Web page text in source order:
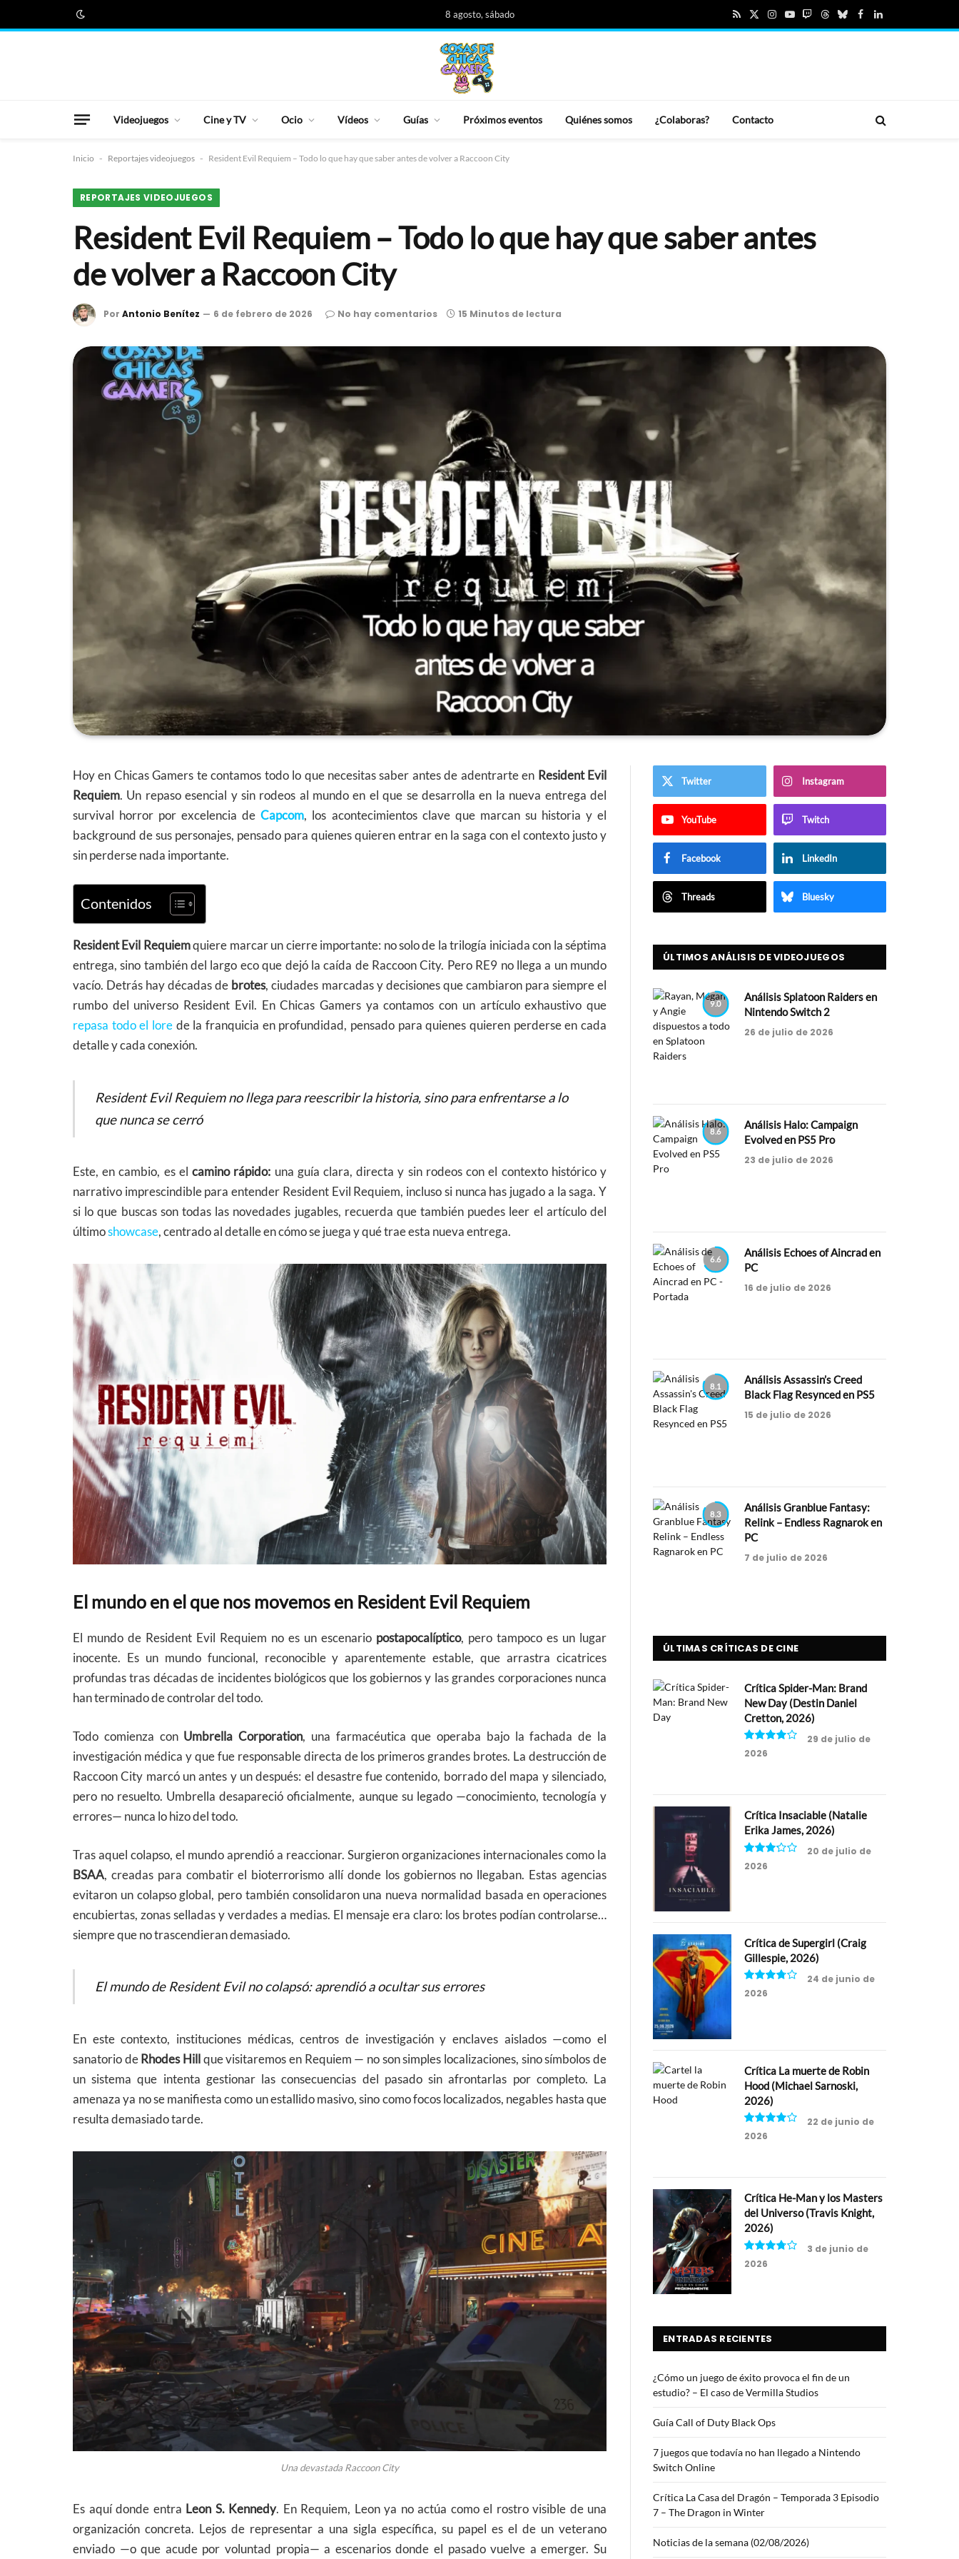
8 agosto, sábado
RSSX
Instagram
YouTube
TwitchThreadsBlueskyFacebook
LinkedIn
Videojuegos Cine y TV Ocio Vídeos Guías Próximos eventos Quiénes somos ¿Colaboras? Contacto
Inicio - Reportajes videojuegos - Resident Evil Requiem – Todo lo que hay que saber antes de volver a Raccoon City
REPORTAJES VIDEOJUEGOS
Resident Evil Requiem – Todo lo que hay que saber antes
de volver a Raccoon City
Por Antonio Benítez 6 de febrero de 2026 No hay comentarios 15 Minutos de lectura
Hoy en Chicas Gamers te contamos todo lo que necesitas saber antes de adentrarte en Resident Evil
Requiem. Un repaso esencial y sin rodeos al mundo en el que se desarrolla en la nueva entrega del
survival horror por excelencia deCapcom, los acontecimientos clave que marcan su historia y el
background de sus personajes, pensado para quienes quieren entrar en la saga con el contexto justo y
sin perderse nada importante.
Contenidos
Resident Evil Requiemquiere marcar un cierre importante: no solo de la trilogía iniciada con la séptima
entrega, sino también del largo eco que dejó la caída de Raccoon City. Pero RE9 no llega a un mundo
vacío. Detrás hay décadas de brotes, ciudades marcadas y decisiones que cambiaron para siempre el
rumbo del universo Resident Evil. En Chicas Gamers ya contamos con un artículo exhaustivo que
repasa todo el lore de la franquicia en profundidad, pensado para quienes quieren perderse en cada
detalle y cada conexión.
Resident Evil Requiem no llega para reescribir la historia, sino para enfrentarse a lo
que nunca se cerró
Este, en cambio, es el camino rápido: una guía clara, directa y sin rodeos con el contexto histórico y
narrativo imprescindible para entender Resident Evil Requiem, incluso si nunca has jugado a la saga. Y
si lo que buscas son todas las novedades jugables, recuerda que también puedes leer el artículo del
últimoshowcase, centrado al detalle en cómo se juega y qué trae esta nueva entrega.
El mundo en el que nos movemos en Resident Evil Requiem
El mundo de Resident Evil Requiem no es un escenario postapocalíptico, pero tampoco es un lugar
inocente. Es un mundo funcional, reconocible y aparentemente estable, que arrastra cicatrices
profundas tras décadas de incidentes biológicos que los gobiernos y las grandes corporaciones nunca
han terminado de controlar del todo.
Todo comienza con Umbrella Corporation, una farmacéutica que operaba bajo la fachada de la
investigación médica y que fue responsable directa de los primeros grandes brotes. La destrucción de
Raccoon City marcó un antes y un después: el desastre fue contenido, borrado del mapa y silenciado,
pero no resuelto. Umbrella desapareció oficialmente, aunque su legado —conocimiento, tecnología y
errores— nunca lo hizo del todo.
Tras aquel colapso, el mundo aprendió a reaccionar. Surgieron organizaciones internacionales como la
BSAA, creadas para combatir el bioterrorismo allí donde los gobiernos no llegaban. Estas agencias
evitaron un colapso global, pero también consolidaron una nueva normalidad basada en operaciones
encubiertas, zonas selladas y verdades a medias. El mensaje era claro: los brotes podían controlarse…
siempre que no trascendieran demasiado.
El mundo de Resident Evil no colapsó: aprendió a ocultar sus errores
En este contexto, instituciones médicas, centros de investigación y enclaves aislados —como el
sanatorio de Rhodes Hill que visitaremos en Requiem — no son simples localizaciones, sino símbolos de
un sistema que intenta gestionar las consecuencias del pasado sin afrontarlas por completo. La
amenaza ya no se manifiesta como un estallido masivo, sino como focos localizados, negables hasta que
resulta demasiado tarde.
Una devastada Raccoon City
Es aquí donde entra Leon S. Kennedy. En Requiem, Leon ya no actúa como el rostro visible de una
organización concreta. Lejos de representar a una sigla específica, su papel es el de un veterano
enviado —o que acude por voluntad propia— a escenarios donde el pasado vuelve a emerger. Su
Twitter Instagram
YouTube Twitch
Facebook LinkedIn
Threads Bluesky
ÚLTIMOS ANÁLISIS DE VIDEOJUEGOS
9.0
Análisis Splatoon Raiders en
Nintendo Switch 2
26 de julio de 2026
8.6
Análisis Halo: Campaign
Evolved en PS5 Pro
23 de julio de 2026
6.6
Análisis Echoes of Aincrad en
PC
16 de julio de 2026
8.1
Análisis Assassin’s Creed
Black Flag Resynced en PS5
15 de julio de 2026
8.3
Análisis Granblue Fantasy:
Relink – Endless Ragnarok en
PC
7 de julio de 2026
ÚLTIMAS CRÍTICAS DE CINE
Crítica Spider-Man: Brand
New Day (Destin Daniel
Cretton, 2026)
8
29 de julio de
2026
Crítica Insaciable (Natalie
Erika James, 2026)
6.5
20 de julio de
2026
Crítica de Supergirl (Craig
Gillespie, 2026)
7.5
24 de junio de
2026
Crítica La muerte de Robin
Hood (Michael Sarnoski,
2026)
8
22 de junio de
2026
Crítica He-Man y los Masters
del Universo (Travis Knight,
2026)
7.5
3 de junio de
2026
ENTRADAS RECIENTES
¿Cómo un juego de éxito provoca el fin de un
estudio? – El caso de Vermilla Studios
Guía Call of Duty Black Ops
7 juegos que todavía no han llegado a Nintendo
Switch Online
Crítica La Casa del Dragón – Temporada 3 Episodio
7 – The Dragon in Winter
Noticias de la semana (02/08/2026)